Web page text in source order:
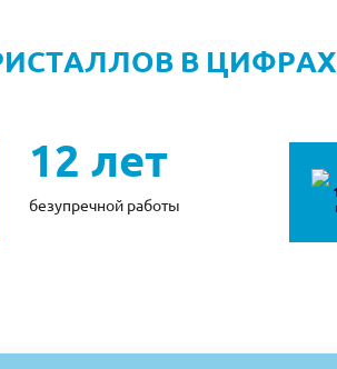
В ЦИФРАХ
12 лет
безупречной работы